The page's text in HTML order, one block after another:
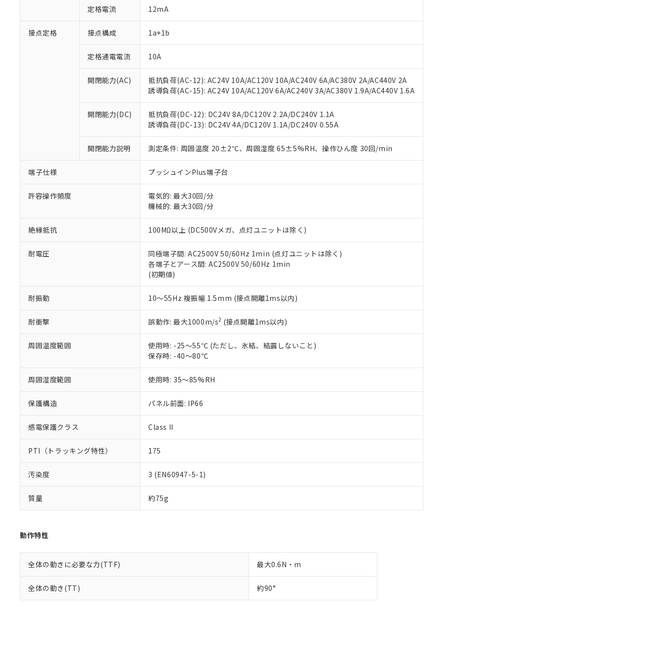
定格電流 12mA
接点定格 接点構成 1a+1b
定格通電電流 10A
開閉能力(AC)
抵抗負荷(AC-12): AC24V 10A/AC120V 10A/AC240V 6A/AC380V 2A/AC440V 2A
誘導負荷(AC-15): AC24V 10A/AC120V 6A/AC240V 3A/AC380V 1.9A/AC440V 1.6A
開閉能力(DC)
抵抗負荷(DC-12): DC24V 8A/DC120V 2.2A/DC240V 1.1A
誘導負荷(DC-13): DC24V 4A/DC120V 1.1A/DC240V 0.55A
開閉能力説明 測定条件: 周囲温度 20±2℃、周囲湿度 65±5%RH、操作ひん度 30回/min
端子仕様 プッシュインPlus端子台
許容操作頻度
電気的: 最大30回/分
機械的: 最大30回/分
絶縁抵抗 100MΩ以上 (DC500Vメガ、点灯ユニットは除く)
耐電圧
同極端子間: AC2500V 50/60Hz 1min (点灯ユニットは除く)
各端子とアース間: AC2500V 50/60Hz 1min
(初期値)
耐振動 10～55Hz 複振幅 1.5mm (接点開離1ms以内)
耐衝撃 誤動作: 最大1000m/s2 (接点開離1ms以内)
周囲温度範囲
使用時: -25～55℃ (ただし、氷結、結露しないこと)
保存時: -40～80℃
周囲湿度範囲 使用時: 35～85%RH
保護構造 パネル前面: IP66
感電保護クラス Class II
PTI（トラッキング特性） 175
汚染度 3 (EN60947-5-1)
質量 約75g
動作特性
全体の動きに必要な力(TTF) 最大0.6N・m
全体の動き(TT) 約90°
ご利用条件
以下の条件をお読みいただき、同意のうえご利用ください。
本サービスは、当社制御機器事業取扱商品の当社在庫状況および標準価格(税抜)を提供させていただ
くものです。
当社制御機器事業取扱商品の中には、本サービスの対象外となる商品もあることをご了承ください。
在庫状況および標準価格照会結果は、記載している更新日時点での社内データに基づき作成されるも
のであり、閲覧された時点での実際の在庫および標準価格とは異なる場合があることをご了承くださ
い。
正式な納期状況および標準価格はお客様のお取引先、またはお客様担当のオムロン制御機器販売店・
当社販売員にご相談ください。
オムロン制御機器販売店や当社販売拠点は「販売ネットワーク
」をご確認ください。
在庫状況および標準価格結果を当社の事前の承諾なく第三者に漏洩または開示しないようお願いしま
す。
ている必要があります。
お客様が当ウェブサイト上で当社にご登録された部品リストについて、当社および当社の共同利用者
が、当社の製品・サービスに関するお客様との取引・商談に必要な範囲で利用することをご了承くだ
さい。
※当社の共同利用者とは、"個人情報の共同利用に関して"
の「1.共同利用者の範囲」に記載されて
いる法人を指します。
対応予定なし：EU RoHS指令（10物質）の非含有に非対応の商品で、対応品を出す予定はありません。
調査・確認中：EU RoHS指令（10物質）の非含有の対応状況を調査中または確認中の商品です。
非該当品：ライセンス料など無形物で、有害物質有無と関係のない商品です。
仕入先様の事情により、非含有部品としていたものが、含有品と判明した場合などやむを得ず変更すること
があります。
鉛(Pb) 1000ppm以下、 水銀(Hg) 1000ppm以下、 カドミウム(Cd) 100ppm以下、
六価クロム(Cr(Ⅵ)) 1000ppm以下、ポリ臭化ビフェニル類(PBB) 1000ppm以下、ポリ臭化ジフェニルエーテル類(PBDE) 1000ppm以下、
フタル酸ビス(2-エチルヘキシル) (DEHP)(別名：DOP) 1000ppm以下、フタル酸ブチルベンジル（BBP） 1000ppm以下、フタル酸ジブチ
ル（DBP） 1000ppm以下、フタル酸ジイソブチル (DIBP) 1000ppm以下
但し、RoHS指令で産業用監視および制御機器に対する適用除外項目は除く。
フタル酸エステル類の４物質については閾値を超える意図的な使用がないことを確認しています。
※2 対応予定月
部品在庫の切り替え状況などにより、予定月が前後することがあります。
※3 非含有証明書ダウンロード
下記の非含有証明書をダウンロードすることができます。
EU RoHS指令（10物質）の非含有証明書
51物質の非含有証明書（当社基準）
※本証明書は発行日時点で非含有を証明するもので、過去に遡って非含有を証明するものではありません。
また、RoHS指令のフタル酸エステル類４物質の対応では、対応完了までの期間は出荷製品に未対応品が
混在することから備考欄に対応日を記載しておりました。
既に当社にて対応品への在庫切替を完了していることから、特段のことがない限り、2022年1月12日よ
「○」：最大均質材料含有率が中国RoHSの基準値以下であることを示します。
「×」：最大均質材料含有率が中国RoHSの基準値を超えていることを示します。
「－」：未確認です。当社販売部門へお問い合わせください。
*中国RoHS10物質の基準値 (GB/T26572)：
Pb(鉛) :1000ppm、 Hg(水銀) : 1000ppm、 Cd(カドミウム) : 100ppm、
Cr(Ⅵ)(六価クロム) : 1000ppm、 PBBs(ポリ臭化ビフェニル類) : 1000ppm、 PBDEs(ポリ臭化ジフェニルエーテル類) : 1000ppm、
DBP(フタル酸ジブチル) : 1000ppm、 DIBP(フタル酸ジイソブチル) : 1000ppm、 BBP(フタル酸ブチルベンジル) : 1000ppm、
※2 環境保護使用期限
「ｅ」：有害物質（10物質）のすべてが基準値以下であることを示します。
「10」：通常の使用状況下において有害物質が外部に漏えいし、環境に深刻な影響を及ぼさない年数を意
味します。
「－」：未確認です。当社販売部門へお問い合わせください。
当社は、これら貴社製品のうち、外国為替および外国貿易法に定める商品（以下｢規制貨物等」とい
う）を輸出または国外への提供する場合は、日本国政府の輸出許可(または役務取引許可)を取得する
などの必要な手続きをとります。
ます。
当社は貴社製品を、核兵器、ミサイル、化学兵器、生物兵器またはその他武器並びにこれらの製造装
置等に一切使用いたしません。
当社は、貴社製品を第三者に販売する場合は、上記1、2および3の内容を当該第三者に通知します。
また当社は、販売先および販売に係わる関係者が違法に輸出するおそれがある場合は、取り引きをい
たしません。
記
号
説明
○ 一定数以上の在庫あり
△ 一定数には満たないが在庫あり
－
在庫なし(最新の在庫状況については、お客様のお取引先、またはお客様担当のオムロン制御
機器販売店・当社販売員にご確認ください)
空
白
受注生産機種、また在庫状況の情報を公開していない機種